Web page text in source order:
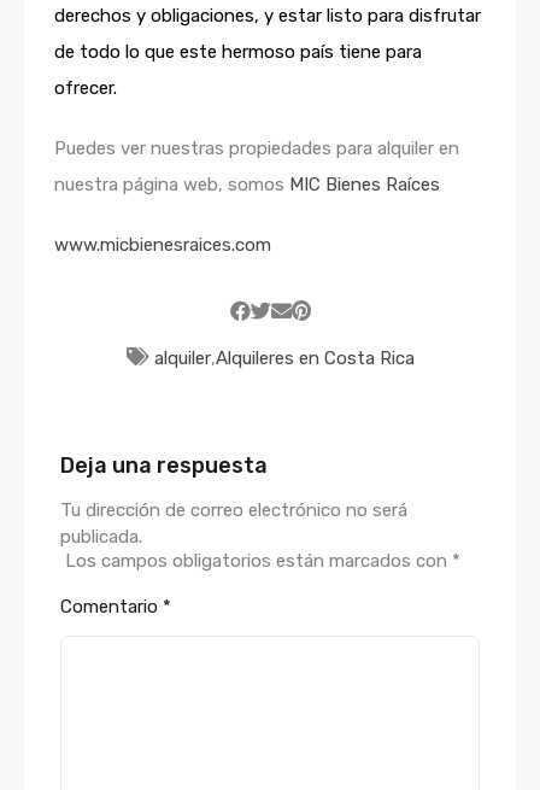
derechos y obligaciones, y estar listo para disfrutar
de todo lo que este hermoso país tiene para
ofrecer.
Puedes ver nuestras propiedades para alquiler en
nuestra página web, somos MIC Bienes Raíces
www.micbienesraices.com
alquiler,Alquileres en Costa Rica
Deja una respuesta
Tu dirección de correo electrónico no será
publicada.
Los campos obligatorios están marcados con *
Comentario *